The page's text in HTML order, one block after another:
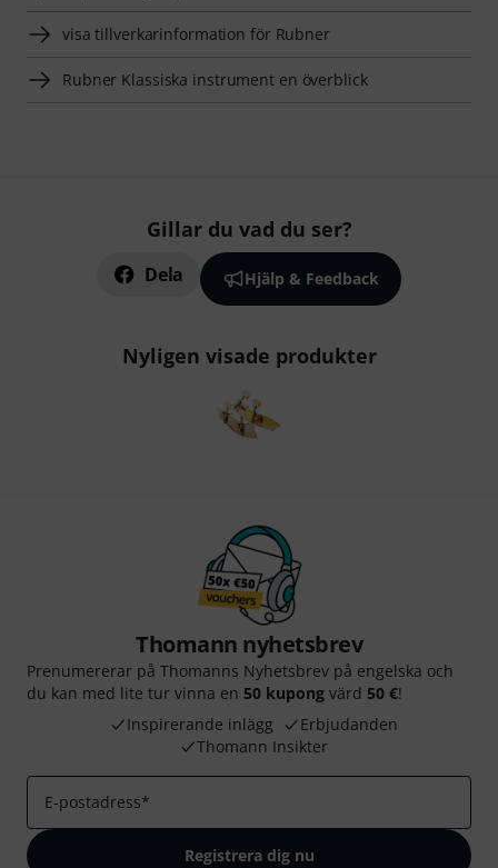
visa tillverkarinformation för Rubner
Rubner Klassiska instrument en överblick
Gillar du vad du ser?
Dela Hjälp & Feedback
Nyligen visade produkter
Thomann nyhetsbrev
Prenumererar på Thomanns Nyhetsbrev på engelska och
du kan med lite tur vinna en 50 kupong värd 50 €!
Inspirerande inlägg
Erbjudanden
Thomann Insikter
E-postadress*
Registrera dig nu